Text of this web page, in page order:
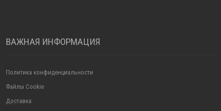
ВАЖНАЯ ИНФОРМАЦИЯ
Политика конфиденциальности
Файлы Cookie
Доставка